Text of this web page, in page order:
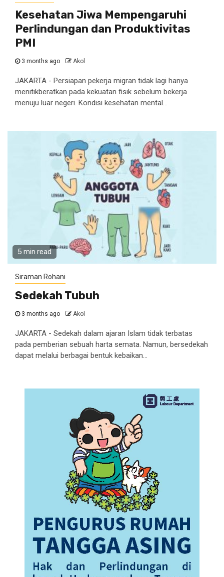
Kesehatan Jiwa Mempengaruhi
Perlindungan dan Produktivitas
PMI
3 months ago Akol
JAKARTA - Persiapan pekerja migran tidak lagi hanya
menitikberatkan pada kekuatan fisik sebelum bekerja
menuju luar negeri. Kondisi kesehatan mental...
5 min read
Siraman Rohani
Sedekah Tubuh
3 months ago Akol
JAKARTA - Sedekah dalam ajaran Islam tidak terbatas
pada pemberian sebuah harta semata. Namun, bersedekah
dapat melalui berbagai bentuk kebaikan...